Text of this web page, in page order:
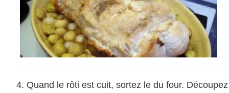
Quand le rôti est cuit, sortez le du four. Découpez